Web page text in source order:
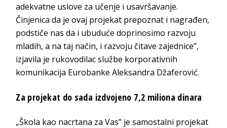
adekvatne uslove za učenje i usavršavanje.
Činjenica da je ovaj projekat prepoznat i nagrađen,
podstiče nas da i ubuduće doprinosimo razvoju
mladih, a na taj način, i razvoju čitave zajednice”,
izjavila je rukovodilac službe korporativnih
komunikacija Eurobanke Aleksandra Džaferović.
Za projekat do sada izdvojeno 7,2 miliona dinara
„Škola kao nacrtana za Vas” je samostalni projekat